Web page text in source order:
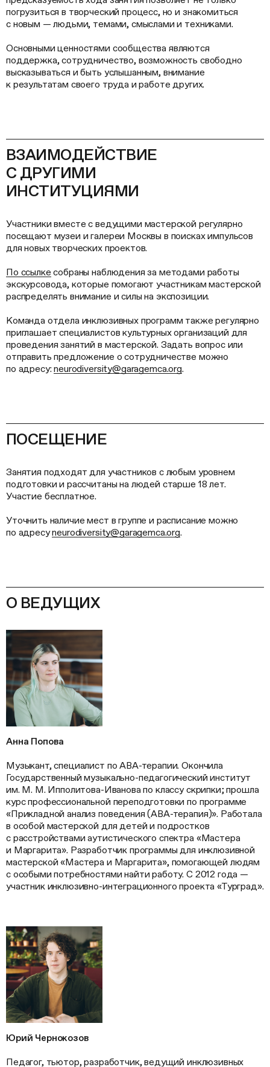
погрузиться в творческий процесс, но и знакомиться
с новым — людьми, темами, смыслами и техниками.
Основными ценностями сообщества являются
поддержка, сотрудничество, возможность свободно
высказываться и быть услышанным, внимание
к результатам своего труда и работе других.
ВЗАИМОДЕЙСТВИЕ
С ДРУГИМИ
ИНСТИТУЦИЯМИ
Участники вместе с ведущими мастерской регулярно
посещают музеи и галереи Москвы в поисках импульсов
для новых творческих проектов.
По ссылке собраны наблюдения за методами работы
экскурсовода, которые помогают участникам мастерской
распределять внимание и силы на экспозиции.
Команда отдела инклюзивных программ также регулярно
приглашает специалистов культурных организаций для
проведения занятий в мастерской. Задать вопрос или
отправить предложение о сотрудничестве можно
по адресу:neurodiversity@garagemca.org.
ПОСЕЩЕНИЕ
Занятия подходят для участников с любым уровнем
подготовки и рассчитаны на людей старше 18 лет.
Участие бесплатное.
Уточнить наличие мест в группе и расписание можно
по адресуneurodiversity@garagemca.org.
О ВЕДУЩИХ
Анна Попова
Музыкант, специалист по АВА-терапии. Окончила
Государственный музыкально-педагогический институт
им. М. М. Ипполитова-Иванова по классу скрипки; прошла
курс профессиональной переподготовки по программе
«Прикладной анализ поведения (АВА-терапия)». Работала
в особой мастерской для детей и подростков
с расстройствами аутистического спектра «Мастера
и Маргарита». Разработчик программы для инклюзивной
мастерской «Мастера и Маргарита», помогающей людям
с особыми потребностями найти работу. С 2012 года —
участник инклюзивно-интеграционного проекта «Турград».
Юрий Чернокозов
Педагог, тьютор, разработчик, ведущий инклюзивных